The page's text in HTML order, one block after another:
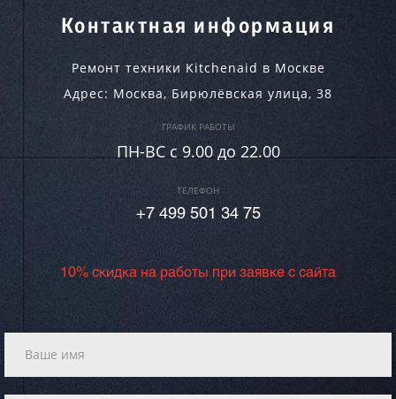
Контактная информация
Ремонт техники Kitchenaid в Москве
Адрес: Москва, Бирюлёвская улица, 38
ГРАФИК РАБОТЫ
ПН-ВC c 9.00 до 22.00
ТЕЛЕФОН
+7 499 501 34 75
10% скидка на работы при заявке с сайта